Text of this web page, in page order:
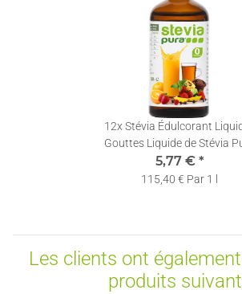
12xStévia Édulcorant
Gouttes Liquide de Stévia
| Stévia Liquide | 50ml
5,77 € *
115,40 € Par 1 l
Les clients ont
produits